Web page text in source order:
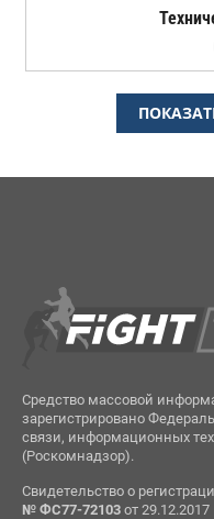
Средство массовой
зарегистрировано
связи, информационных
(Роскомнадзор).
Свидетельство о
№ ФС77-72103от 29.12.2017